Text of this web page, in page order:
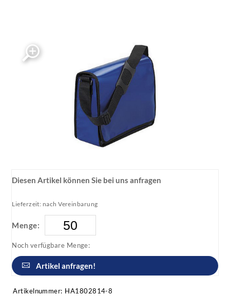
Diesen Artikel können Sie bei uns anfragen
Lieferzeit: nach Vereinbarung
Menge:
Noch verfügbare Menge:
Artikel anfragen!
Artikelnummer: HA1802814-8